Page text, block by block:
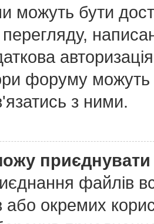
можуть бути
форуму
з ними.
файлів
або окремих